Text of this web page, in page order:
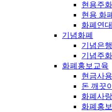
현용주화
현용 화
화폐연
기념화폐
기념은
기념주화
화폐홍보교육
현금사
돈 깨끗
화폐사
화폐홍